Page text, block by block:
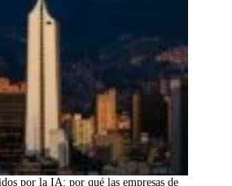
por la IA: por qué las empresas de